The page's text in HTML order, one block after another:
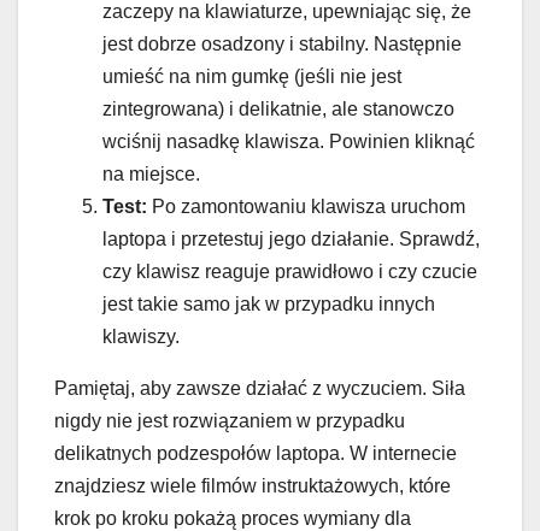
zaczepy na klawiaturze, upewniając się, że
jest dobrze osadzony i stabilny. Następnie
umieść na nim gumkę (jeśli nie jest
zintegrowana) i delikatnie, ale stanowczo
wciśnij nasadkę klawisza. Powinien kliknąć
na miejsce.
Test: Po zamontowaniu klawisza uruchom
laptopa i przetestuj jego działanie. Sprawdź,
czy klawisz reaguje prawidłowo i czy czucie
jest takie samo jak w przypadku innych
klawiszy.
Pamiętaj, aby zawsze działać z wyczuciem. Siła
nigdy nie jest rozwiązaniem w przypadku
delikatnych podzespołów laptopa. W internecie
znajdziesz wiele filmów instruktażowych, które
krok po kroku pokażą proces wymiany dla